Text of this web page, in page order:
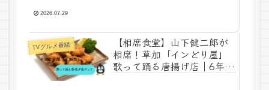
2026.07.29
TVグルメ番組
【相席食堂】山下健二郎が
相席！草加「インどり屋」
歌って踊る唐揚げ店｜6年連